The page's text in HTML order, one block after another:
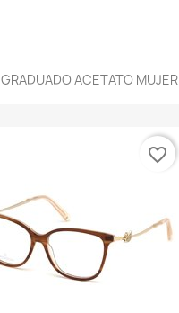
ACETATO MUJER
favorite_border